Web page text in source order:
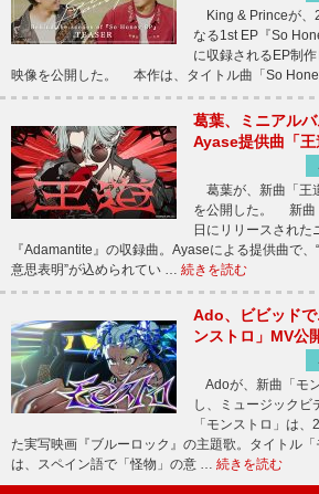
King & Princeが、
なる1st EP『So
に収録されるEP制
映像を公開した。 本作は、タイトル曲「So
葛葉、ミニアル
Ayase提供曲「王
葛葉が、新曲「王
を公開した。 新曲
日にリリースされた
『Adamantite』の収録曲。Ayaseによる提供曲で、
意思表明”が込められてい … 続きを読む
Ado、ビビッド
ンストロ」MV公
Adoが、新曲「モ
し、ミュージック
「モンストロ」は
た実写映画『ブルーロック』の主題歌。タイトル「
は、スペイン語で「怪物」の意 … 続きを読む